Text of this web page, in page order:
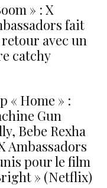
» : X
fait
avec un
catchy
« Home » :
Gun
Bebe Rexha
Ambassadors
pour le film
» (Netflix)